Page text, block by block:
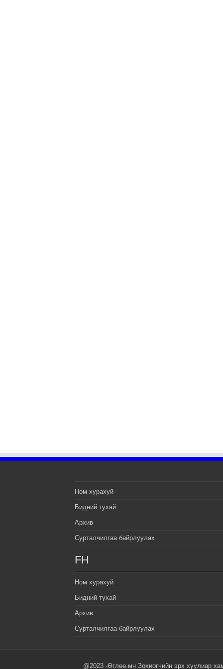
Ном хурахуй
Бидний тухай
Архив
Сурталчилгаа байрлуулах
FH
Ном хурахуй
Бидний тухай
Архив
Сурталчилгаа байрлуулах
@2023 -Өглөө.мн Зохиогчийн эрх хуулиар